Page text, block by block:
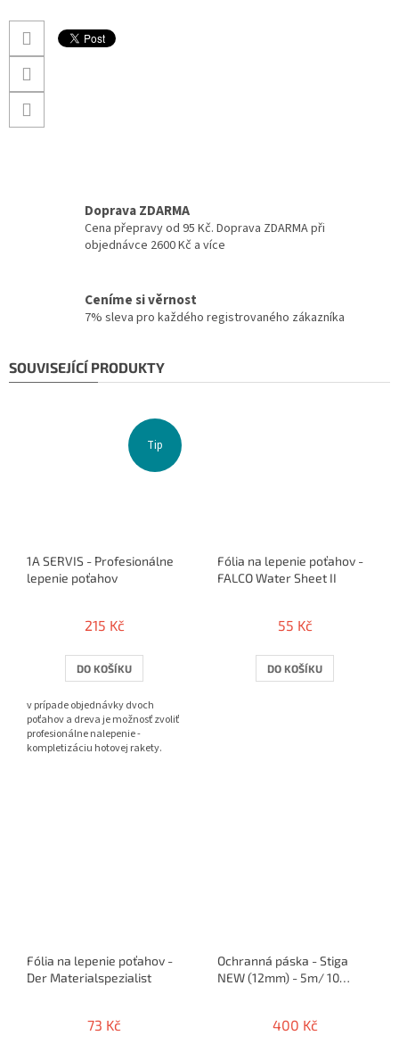
Doprava ZDARMA
Cena přepravy od 95 Kč. Doprava ZDARMA při
objednávce 2600 Kč a více
Ceníme si věrnost
7% sleva pro každého registrovaného zákazníka
SOUVISEJÍCÍ PRODUKTY
Tip
1A SERVIS - Profesionálne
lepenie poťahov
215 Kč
DO KOŠÍKU
v prípade objednávky dvoch
poťahov a dreva je možnosť zvoliť
profesionálne nalepenie -
kompletizáciu hotovej rakety.
Fólia na lepenie poťahov -
FALCO Water Sheet II
55 Kč
DO KOŠÍKU
Fólia na lepenie poťahov -
Der Materialspezialist
73 Kč
Ochranná páska - Stiga
NEW (12mm) - 5m/ 10
400 Kč